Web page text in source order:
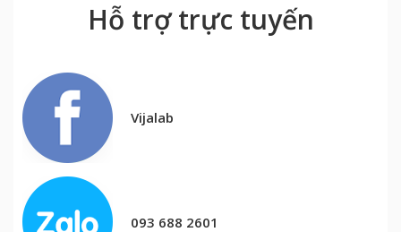
Hỗ trợ trực tuyến
Vijalab
093 688 2601